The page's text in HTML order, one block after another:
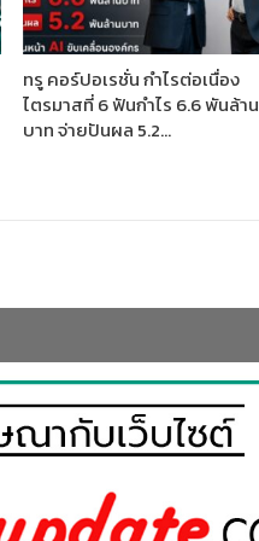
ทรู คอร์ปอเรชั่น กำไรต่อเนื่อง
ไตรมาสที่ 6 ฟันกำไร 6.6 พันล้าน
บาท จ่ายปันผล 5.2…